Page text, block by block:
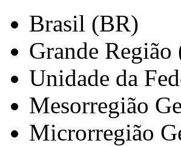
Brasil (BR)
Grande Região
Unidade da
Mesorregião
Microrregião